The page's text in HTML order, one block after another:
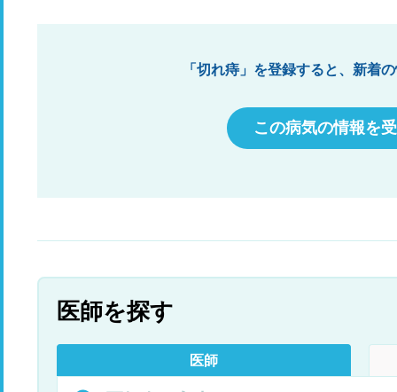
「切れ痔」を登録すると、新着
この病気の情報を
医師を探す
医師